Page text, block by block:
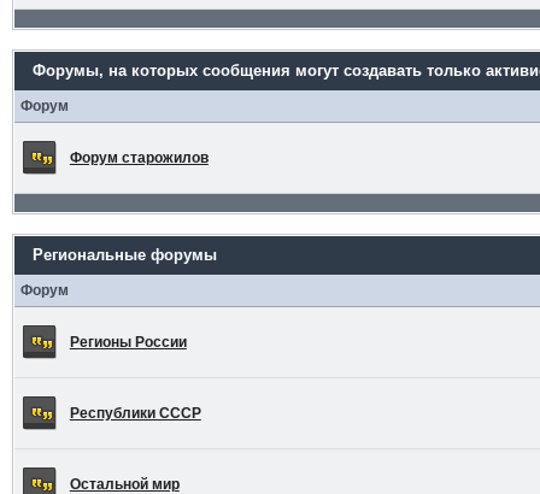
Форумы, на которых сообщения могут создавать только
Форум
Форум старожилов
Региональные форумы
Форум
Регионы России
Республики СССР
Остальной мир